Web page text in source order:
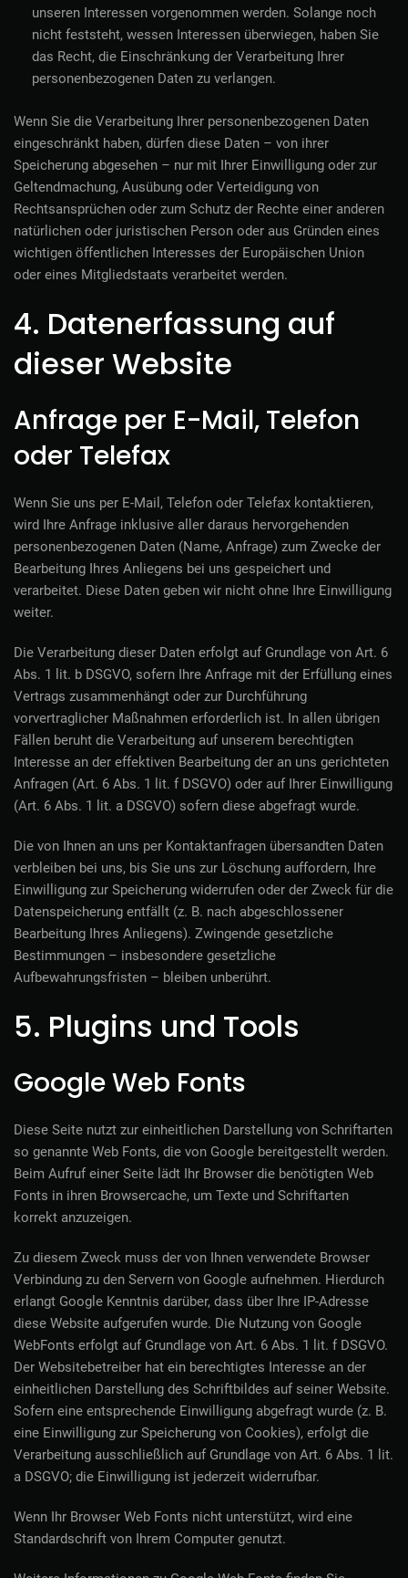
unseren Interessen vorgenommen werden. Solange noch
nicht feststeht, wessen Interessen überwiegen, haben Sie
das Recht, die Einschränkung der Verarbeitung Ihrer
personenbezogenen Daten zu verlangen.
Wenn Sie die Verarbeitung Ihrer personenbezogenen Daten
eingeschränkt haben, dürfen diese Daten – von ihrer
Speicherung abgesehen – nur mit Ihrer Einwilligung oder zur
Geltendmachung, Ausübung oder Verteidigung von
Rechtsansprüchen oder zum Schutz der Rechte einer anderen
natürlichen oder juristischen Person oder aus Gründen eines
wichtigen öffentlichen Interesses der Europäischen Union
oder eines Mitgliedstaats verarbeitet werden.
4. Datenerfassung auf
dieser Website
Anfrage per E-Mail, Telefon
oder Telefax
Wenn Sie uns per E-Mail, Telefon oder Telefax kontaktieren,
wird Ihre Anfrage inklusive aller daraus hervorgehenden
personenbezogenen Daten (Name, Anfrage) zum Zwecke der
Bearbeitung Ihres Anliegens bei uns gespeichert und
verarbeitet. Diese Daten geben wir nicht ohne Ihre Einwilligung
weiter.
Die Verarbeitung dieser Daten erfolgt auf Grundlage von Art. 6
Abs. 1 lit. b DSGVO, sofern Ihre Anfrage mit der Erfüllung eines
Vertrags zusammenhängt oder zur Durchführung
vorvertraglicher Maßnahmen erforderlich ist. In allen übrigen
Fällen beruht die Verarbeitung auf unserem berechtigten
Interesse an der effektiven Bearbeitung der an uns gerichteten
Anfragen (Art. 6 Abs. 1 lit. f DSGVO) oder auf Ihrer Einwilligung
(Art. 6 Abs. 1 lit. a DSGVO) sofern diese abgefragt wurde.
Die von Ihnen an uns per Kontaktanfragen übersandten Daten
verbleiben bei uns, bis Sie uns zur Löschung auffordern, Ihre
Einwilligung zur Speicherung widerrufen oder der Zweck für die
Datenspeicherung entfällt (z. B. nach abgeschlossener
Bearbeitung Ihres Anliegens). Zwingende gesetzliche
Bestimmungen – insbesondere gesetzliche
Aufbewahrungsfristen – bleiben unberührt.
5. Plugins und Tools
Google Web Fonts
Diese Seite nutzt zur einheitlichen Darstellung von Schriftarten
so genannte Web Fonts, die von Google bereitgestellt werden.
Beim Aufruf einer Seite lädt Ihr Browser die benötigten Web
Fonts in ihren Browsercache, um Texte und Schriftarten
korrekt anzuzeigen.
Zu diesem Zweck muss der von Ihnen verwendete Browser
Verbindung zu den Servern von Google aufnehmen. Hierdurch
erlangt Google Kenntnis darüber, dass über Ihre IP-Adresse
diese Website aufgerufen wurde. Die Nutzung von Google
WebFonts erfolgt auf Grundlage von Art. 6 Abs. 1 lit. f DSGVO.
Der Websitebetreiber hat ein berechtigtes Interesse an der
einheitlichen Darstellung des Schriftbildes auf seiner Website.
Sofern eine entsprechende Einwilligung abgefragt wurde (z. B.
eine Einwilligung zur Speicherung von Cookies), erfolgt die
Verarbeitung ausschließlich auf Grundlage von Art. 6 Abs. 1 lit.
a DSGVO; die Einwilligung ist jederzeit widerrufbar.
Wenn Ihr Browser Web Fonts nicht unterstützt, wird eine
Standardschrift von Ihrem Computer genutzt.